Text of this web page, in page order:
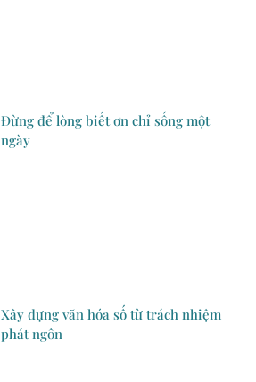
Đừng để lòng biết ơn chỉ sống một
ngày
Xây dựng văn hóa số từ trách nhiệm
phát ngôn